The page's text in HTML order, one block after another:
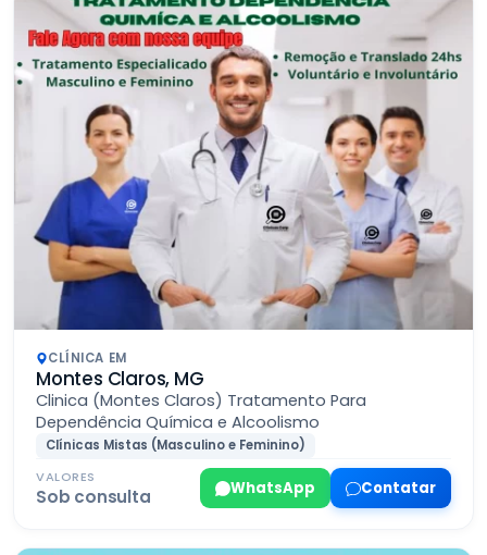
CLÍNICA EM
Montes Claros, MG
Clinica (Montes Claros) Tratamento Para
Dependência Química e Alcoolismo
Clínicas Mistas (Masculino e Feminino)
VALORES
Sob consulta WhatsApp Contatar